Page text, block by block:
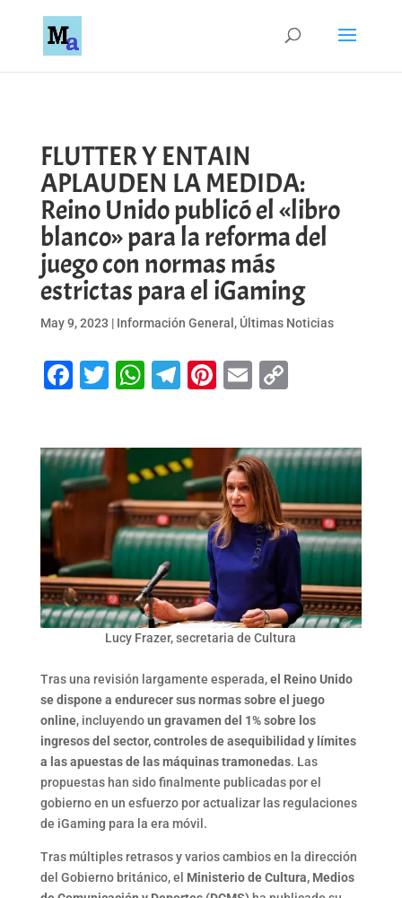
FLUTTER Y ENTAIN
APLAUDEN LA MEDIDA:
Reino Unido publicó el «libro
blanco» para la reforma del
juego con normas más
estrictas para el iGaming
May 9, 2023 | Información General , Últimas Noticias
Facebook
Twitter
WhatsApp
Telegram
Pinterest
EmailCopy
Lucy Frazer, secretaria de Cultura
Tras una revisión largamente esperada,el Reino Unido
se dispone a endurecer sus normas sobre el juego
online, incluyendoun gravamen del 1% sobre los
ingresos del sector, controles de asequibilidad y límites
a las apuestas de las máquinas tramonedas. Las
propuestas han sido finalmente publicadas por el
gobierno en un esfuerzo por actualizar las regulaciones
de iGaming para la era móvil.
Tras múltiples retrasos y varios cambios en la dirección
del Gobierno británico, el Ministerio de Cultura, Medios